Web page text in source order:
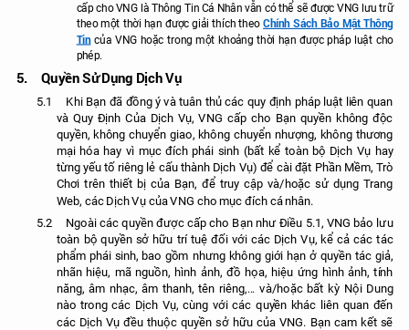
cấp cho VNG là Thông Tin Cá Nhân vẫn có thể sẽ được VNG lưu trữ
theo một thời hạn được giải thích theoChính Sách Bảo Mật Thông
Tincủa VNG hoặc trong một khoảng thời hạn được pháp luật cho
phép.
5. Quyền Sử Dụng Dịch Vụ
5.1 Khi Bạn đã đồng ý và tuân thủ các quy định pháp luật liên quan
và Quy Định Của Dịch Vụ, VNG cấp cho Bạn quyền không độc
quyền, không chuyển giao, không chuyển nhượng, không thương
mại hóa hay vì mục đích phái sinh (bất kể toàn bộ Dịch Vụ hay
từng yếu tố riêng lẻ cấu thành Dịch Vụ) để cài đặt Phần Mềm, Trò
Chơi trên thiết bị của Bạn, để truy cập và/hoặc sử dụng Trang
Web, các Dịch Vụ của VNG cho mục đích cá nhân.
5.2
Ngoài các quyền được cấp cho Bạn như Điều 5.1, VNG bảo lưu
toàn bộ quyền sở hữu trí tuệ đối với các Dịch Vụ, kể cả các tác
phẩm phái sinh, bao gồm nhưng không giới hạn ở quyền tác giả,
nhãn hiệu, mã nguồn, hình ảnh, đồ họa, hiệu ứng hình ảnh, tính
năng, âm nhạc, âm thanh, tên riêng,... và/hoặc bất kỳ Nội Dung
nào trong các Dịch Vụ, cùng với các quyền khác liên quan đến
các Dịch Vụ đều thuộc quyền sở hữu của VNG. Bạn cam kết sẽ